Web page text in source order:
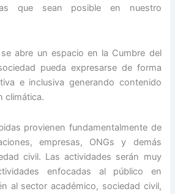
que sean posible en nuestro
se abre un espacio en la Cumbre del
pueda expresarse de forma
e inclusiva generando contenido
climática.
provienen fundamentalmente de
empresas, ONGs y demás
civil. Las actividades serán muy
enfocadas al público en
al sector académico, sociedad civil,